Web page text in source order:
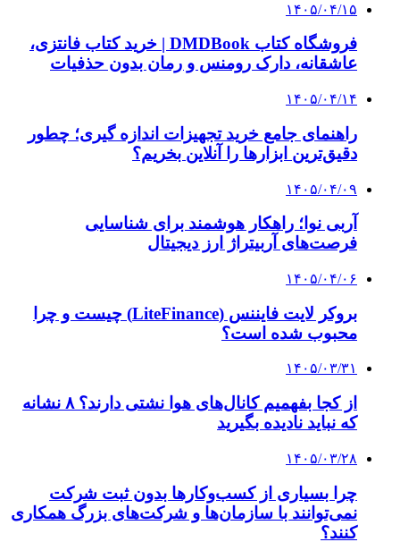
۱۴۰۵/۰۴/۱۵
فروشگاه کتاب DMDBook | خرید کتاب فانتزی،
عاشقانه، دارک رومنس و رمان بدون حذفیات
۱۴۰۵/۰۴/۱۴
راهنمای جامع خرید تجهیزات اندازه گیری؛ چطور
دقیق‌ترین ابزارها را آنلاین بخریم؟
۱۴۰۵/۰۴/۰۹
آربی نوا؛ راهکار هوشمند برای شناسایی
فرصت‌های آربیتراژ ارز دیجیتال
۱۴۰۵/۰۴/۰۶
بروکر لایت فایننس (LiteFinance) چیست و چرا
محبوب شده است؟
۱۴۰۵/۰۳/۳۱
از کجا بفهمیم کانال‌های هوا نشتی دارند؟ ۸ نشانه
که نباید نادیده بگیرید
۱۴۰۵/۰۳/۲۸
چرا بسیاری از کسب‌وکارها بدون ثبت شرکت
نمی‌توانند با سازمان‌ها و شرکت‌های بزرگ همکاری
کنند؟